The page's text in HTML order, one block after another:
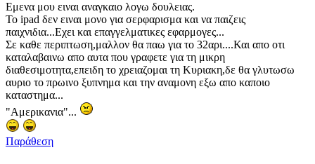
Εμενα μου ειναι αναγκαιο λογω δουλειας.
Το ipad δεν ειναι μονο για σερφαρισμα και να παιζεις
παιχνιδια...Εχει και επαγγελματικες εφαρμογες...
Σε καθε περιπτωση,μαλλον θα παω για το 32αρι....Και απο οτι
καταλαβαινω απο αυτα που γραφετε για τη μικρη
διαθεσιμοτητα,επειδη το χρειαζομαι τη Κυριακη,δε θα γλυτωσω
αυριο το πρωινο ξυπνημα και την αναμονη εξω απο καποιο
καταστημα...
"Αμερικανια"...
Παράθεση